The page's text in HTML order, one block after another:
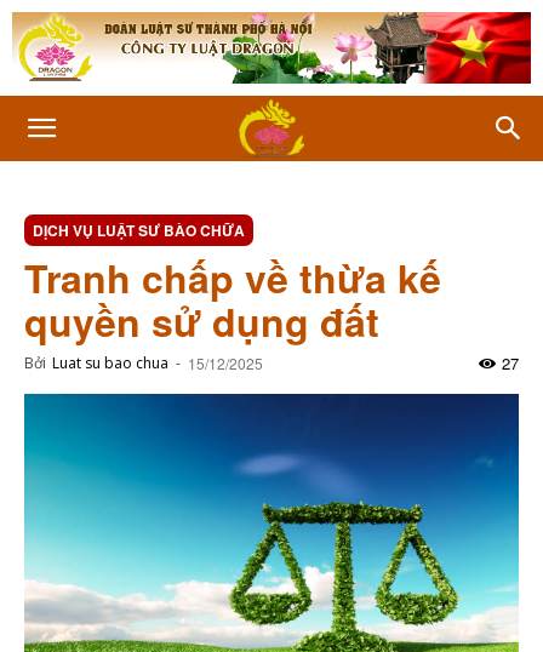
DỊCH VỤ LUẬT SƯ BÀO CHỮA
Tranh chấp về thừa kế
quyền sử dụng đất
Bởi Luat su bao chua - 15/12/2025 27